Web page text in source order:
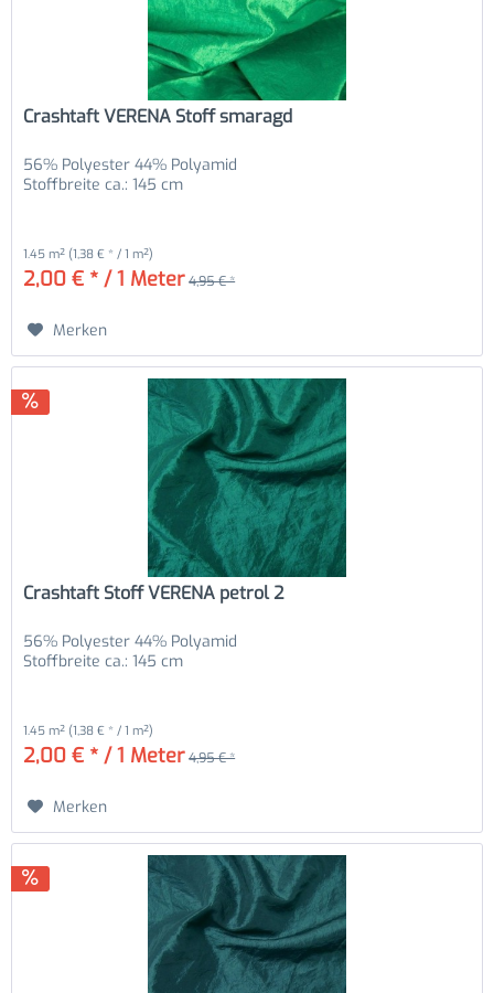
Crashtaft VERENA Stoff smaragd
56% Polyester 44% Polyamid
Stoffbreite ca.: 145 cm
1.45 m² (1,38 € * / 1 m²)
2,00 € * / 1 Meter 4,95 € *
Merken
Crashtaft Stoff VERENA petrol 2
56% Polyester 44% Polyamid
Stoffbreite ca.: 145 cm
1.45 m² (1,38 € * / 1 m²)
2,00 € * / 1 Meter 4,95 € *
Merken